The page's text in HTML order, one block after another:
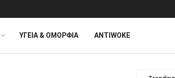
ΥΓΕΙΑ & ΟΜΟΡΦΙΑ ANTIWOKE